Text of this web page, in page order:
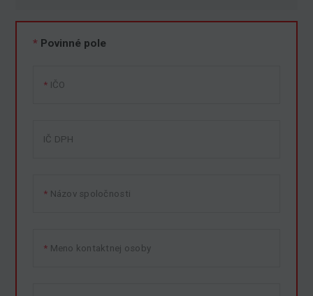
* Povinné pole
IČO
IČ DPH
Názov spoločnosti
Meno kontaktnej osoby